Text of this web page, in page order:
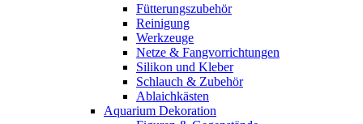
Fütterungszubehör
Reinigung
Werkzeuge
Netze & Fangvorrichtungen
Silikon und Kleber
Schlauch & Zubehör
Ablaichkästen
Aquarium Dekoration